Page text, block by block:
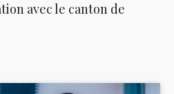
avec le canton de